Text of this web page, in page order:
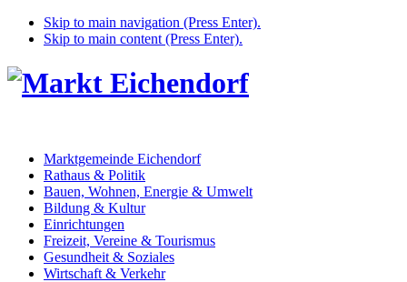
Skip to main navigation (Press Enter).
Skip to main content (Press Enter).
Marktgemeinde Eichendorf
Rathaus & Politik
Bauen, Wohnen, Energie & Umwelt
Bildung & Kultur
Einrichtungen
Freizeit, Vereine & Tourismus
Gesundheit & Soziales
Wirtschaft & Verkehr